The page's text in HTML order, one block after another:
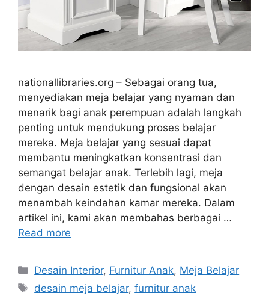
nationallibraries.org – Sebagai orang tua,
menyediakan meja belajar yang nyaman dan
menarik bagi anak perempuan adalah langkah
penting untuk mendukung proses belajar
mereka. Meja belajar yang sesuai dapat
membantu meningkatkan konsentrasi dan
semangat belajar anak. Terlebih lagi, meja
dengan desain estetik dan fungsional akan
menambah keindahan kamar mereka. Dalam
artikel ini, kami akan membahas berbagai …
Read more
Categories
Desain Interior, Furnitur Anak, Meja Belajar
Tags
desain meja belajar,furnitur anak